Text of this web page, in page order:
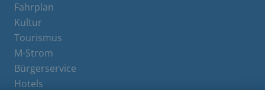
Fahrplan
Kultur
Tourismus
M-Strom
Bürgerservice
Hotels